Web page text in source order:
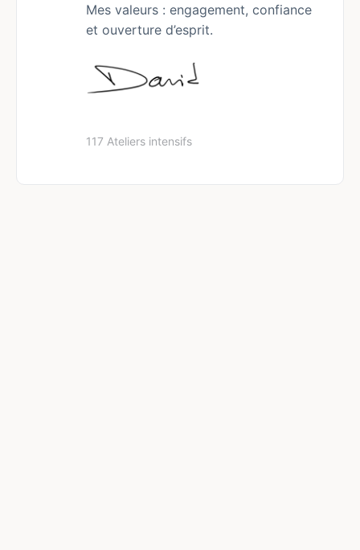
Mes valeurs : engagement, confiance
et ouverture d’esprit.
117 Ateliers intensifs